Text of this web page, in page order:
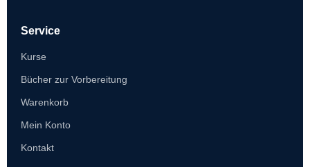
Service
Kurse
Bücher zur Vorbereitung
Warenkorb
Mein Konto
Kontakt